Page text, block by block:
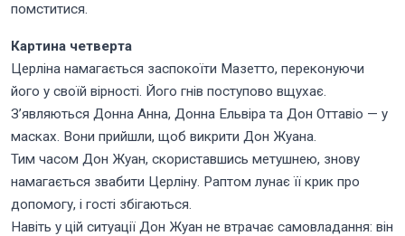
помститися.
Картина четверта
Церліна намагається заспокоїти Мазетто, переконуючи
його у своїй вірності. Його гнів поступово вщухає.
З’являються Донна Анна, Донна Ельвіра та Дон Оттавіо — у
масках. Вони прийшли, щоб викрити Дон Жуана.
Тим часом Дон Жуан, скориставшись метушнею, знову
намагається звабити Церліну. Раптом лунає її крик про
допомогу, і гості збігаються.
Навіть у цій ситуації Дон Жуан не втрачає самовладання: він